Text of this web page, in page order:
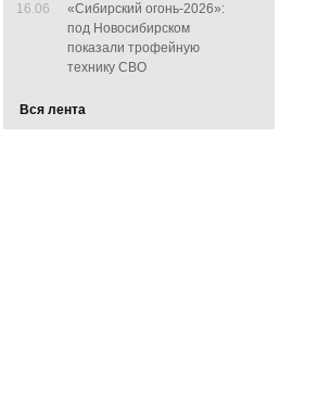
16.06
«Сибирский огонь-2026»:
под Новосибирском
показали трофейную
технику СВО
Вся лента